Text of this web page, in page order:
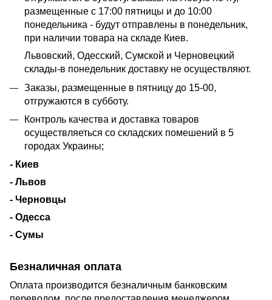
размещенные с 17:00 пятницы и до 10:00
понедельника - будут отправлены в понедельник,
при наличии товара на складе Киев.
Львовский, Одесский, Сумской и Черновецкий
склады-в понедельник доставку не осуществляют.
Заказы, размещенные в пятницу до 15-00,
отгружаются в субботу.
Контроль качества и доставка товаров
осуществляеться со складских помешений в 5
городах Украины;
- Киев
- Львов
- Черновцы
- Одесса
- Сумы
Безналичная оплата
Оплата производится безналичным банковским